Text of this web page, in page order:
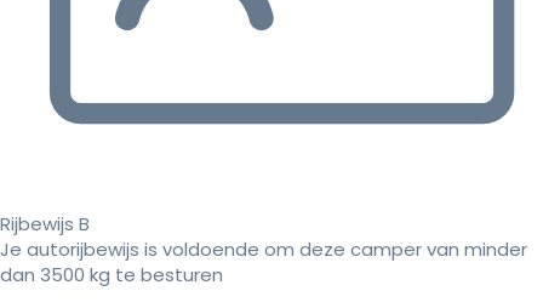
Rijbewijs B
Je autorijbewijs is voldoende om deze camper van minder
dan 3500 kg te besturen